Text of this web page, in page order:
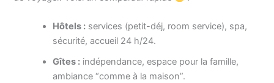
Hôtels : services (petit-déj, room service), spa,
sécurité, accueil 24 h/24.
Gîtes : indépendance, espace pour la famille,
ambiance “comme à la maison”.